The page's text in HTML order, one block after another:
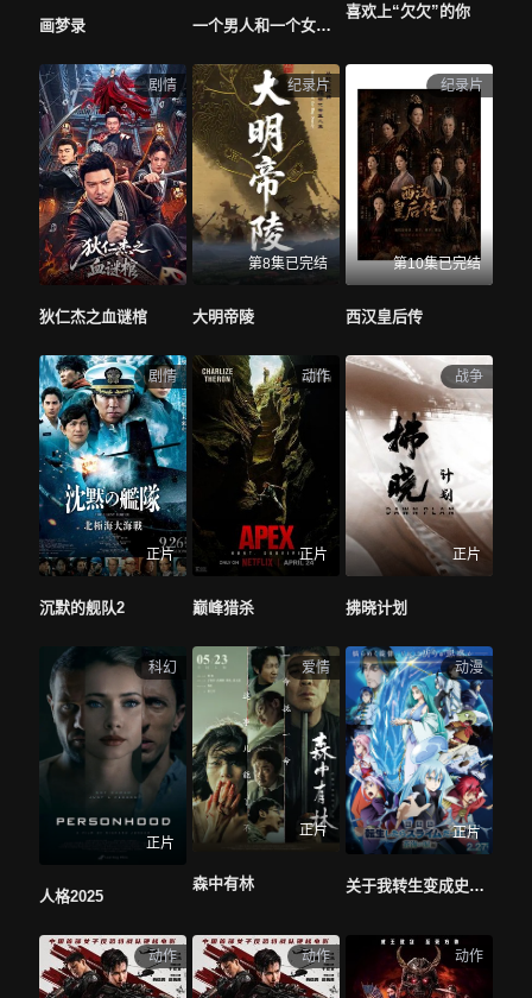
画梦录 一个男人和一个女人2026
喜欢上“欠欠”的你
剧情
狄仁杰之血谜棺
纪录片
第8集已完结
大明帝陵
纪录片
第10集已完结
西汉皇后传
剧情
正片
沉默的舰队2
动作
正片
巅峰猎杀
战争
正片
拂晓计划
科幻
正片
人格2025
爱情
正片
森中有林
动漫
正片
关于我转生变成史莱姆这档事苍海之泪篇
动作 动作 动作